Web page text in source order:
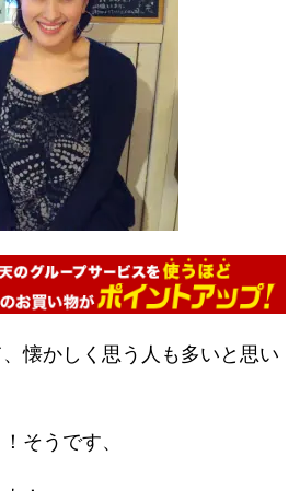
懐かしく思う人も多いと思い
そうです、